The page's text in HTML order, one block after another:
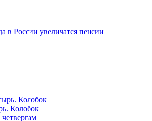
в России увеличатся пенсии
Колобок